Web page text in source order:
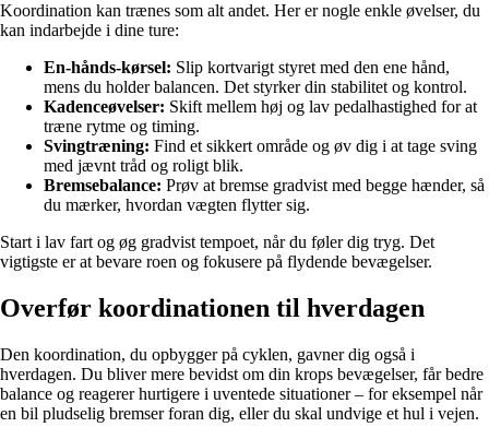
Koordination kan trænes som alt andet. Her er nogle enkle øvelser, du
kan indarbejde i dine ture:
En-hånds-kørsel: Slip kortvarigt styret med den ene hånd,
mens du holder balancen. Det styrker din stabilitet og kontrol.
Kadenceøvelser: Skift mellem høj og lav pedalhastighed for at
træne rytme og timing.
Svingtræning: Find et sikkert område og øv dig i at tage sving
med jævnt tråd og roligt blik.
Bremsebalance: Prøv at bremse gradvist med begge hænder, så
du mærker, hvordan vægten flytter sig.
Start i lav fart og øg gradvist tempoet, når du føler dig tryg. Det
vigtigste er at bevare roen og fokusere på flydende bevægelser.
Overfør koordinationen til hverdagen
Den koordination, du opbygger på cyklen, gavner dig også i
hverdagen. Du bliver mere bevidst om din krops bevægelser, får bedre
balance og reagerer hurtigere i uventede situationer – for eksempel når
en bil pludselig bremser foran dig, eller du skal undvige et hul i vejen.